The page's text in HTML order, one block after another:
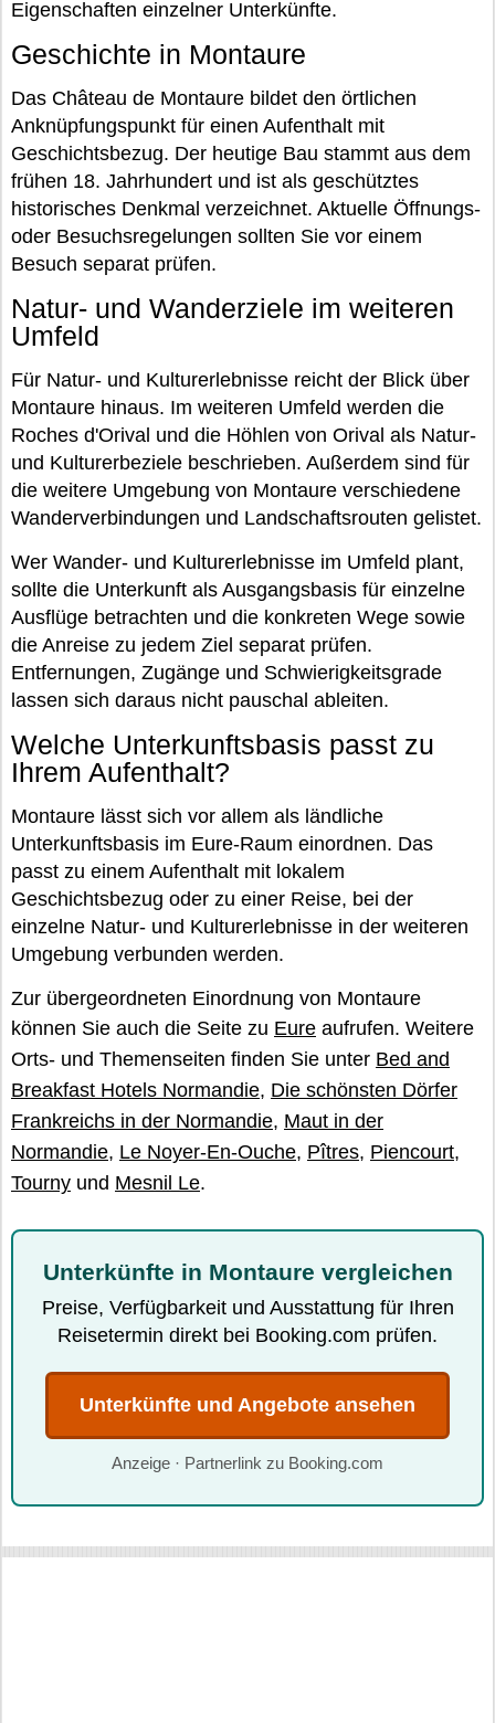
Eigenschaften einzelner Unterkünfte.
Geschichte in Montaure
Das Château de Montaure bildet den örtlichen
Anknüpfungspunkt für einen Aufenthalt mit
Geschichtsbezug. Der heutige Bau stammt aus dem
frühen 18. Jahrhundert und ist als geschütztes
historisches Denkmal verzeichnet. Aktuelle Öffnungs-
oder Besuchsregelungen sollten Sie vor einem
Besuch separat prüfen.
Natur- und Wanderziele im weiteren
Umfeld
Für Natur- und Kulturerlebnisse reicht der Blick über
Montaure hinaus. Im weiteren Umfeld werden die
Roches d'Orival und die Höhlen von Orival als Natur-
und Kulturerbeziele beschrieben. Außerdem sind für
die weitere Umgebung von Montaure verschiedene
Wanderverbindungen und Landschaftsrouten gelistet.
Wer Wander- und Kulturerlebnisse im Umfeld plant,
sollte die Unterkunft als Ausgangsbasis für einzelne
Ausflüge betrachten und die konkreten Wege sowie
die Anreise zu jedem Ziel separat prüfen.
Entfernungen, Zugänge und Schwierigkeitsgrade
lassen sich daraus nicht pauschal ableiten.
Welche Unterkunftsbasis passt zu
Ihrem Aufenthalt?
Montaure lässt sich vor allem als ländliche
Unterkunftsbasis im Eure-Raum einordnen. Das
passt zu einem Aufenthalt mit lokalem
Geschichtsbezug oder zu einer Reise, bei der
einzelne Natur- und Kulturerlebnisse in der weiteren
Umgebung verbunden werden.
Zur übergeordneten Einordnung von Montaure
können Sie auch die Seite zu Eure aufrufen. Weitere
Orts- und Themenseiten finden Sie unter Bed and
Breakfast Hotels Normandie, Die schönsten Dörfer
Frankreichs in der Normandie, Maut in der
Normandie, Le Noyer-En-Ouche, Pîtres, Piencourt,
Tourny und Mesnil Le.
Unterkünfte in Montaure vergleichen
Preise, Verfügbarkeit und Ausstattung für Ihren
Reisetermin direkt bei Booking.com prüfen.
Unterkünfte und Angebote ansehen
Anzeige · Partnerlink zu Booking.com